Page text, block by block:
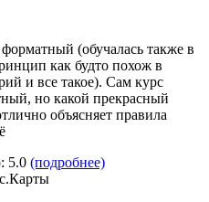
(обучалась также в
как будто похож в
и все такое). Сам курс
но какой прекрасный
объясняет правила
5.0 (подробнее)